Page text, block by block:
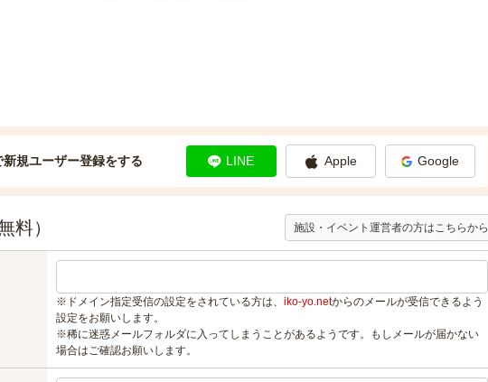
規ユーザー登録をする LINE Apple Google
料） 施設・イベント運営者の方はこちらから
※ドメイン指定受信の設定をされている方は、 iko-yo.netからのメールが受信できるよう
設定をお願いします。
※稀に迷惑メールフォルダに入ってしまうことがあるようです。もしメールが届かない
場合はご確認お願いします。